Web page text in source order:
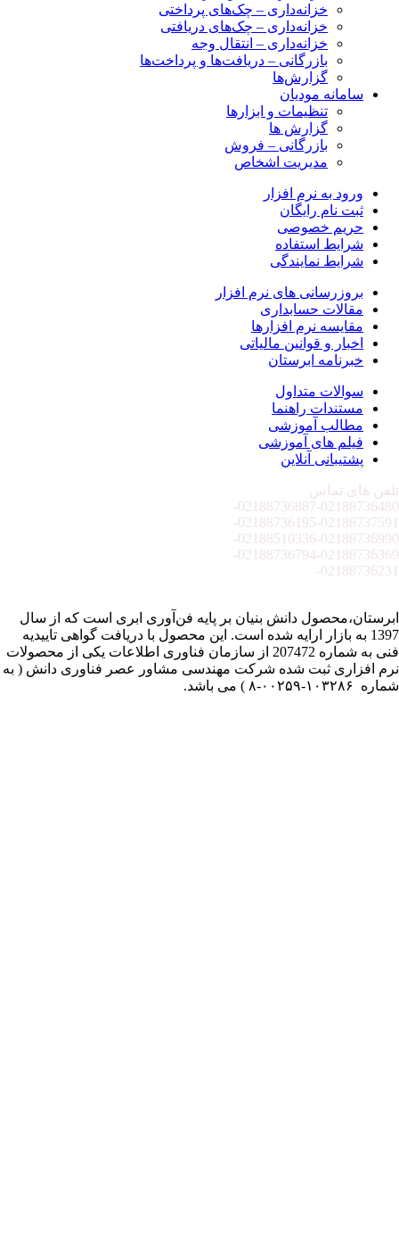
خزانه‌داری – چک‌های پرداختی
خزانه‌داری – چک‌های دریافتی
خزانه‌داری – انتقال وجه
بازرگانی – دریافت‌ها و پرداخت‌ها
گزارش‌ها
سامانه مودیان
تنظیمات و ابزارها
گزارش ها
بازرگانی – فروش
مدیریت اشخاص
ورود به نرم افزار
ثبت نام رایگان
حریم خصوصی
شرایط استفاده
شرایط نمایندگی
بروزرسانی های نرم افزار
مقالات حسابداری
مقایسه نرم افزارها
اخبار و قوانین مالیاتی
خبرنامه ابرستان
سوالات متداول
مستندات راهنما
مطالب آموزشی
فیلم های آموزشی
پشتیبانی آنلاین
تلفن های تماس
02188736887-02188736480-
02188736195-02188737591-
02188510336-02188736990-
02188736794-02188736369-
02188736231-
ابرستان،محصول دانش بنیان بر پایه فن‌آوری ابری است که از سال
1397 به بازار ارایه شده است. این محصول با دریافت گواهی تاییدیه
فنی به شماره 207472 از سازمان فناوری اطلاعات یکی از محصولات
نرم افزاری ثبت شده شرکت مهندسی مشاور عصر فناوری دانش ( به
شماره ۱۰۳۲۸۶-۰۰۲۵۹-۸ ) می باشد.